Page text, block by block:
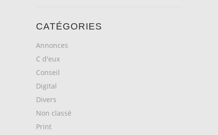
CATÉGORIES
Annonces
C d'eux
Conseil
Digital
Divers
Non classé
Print